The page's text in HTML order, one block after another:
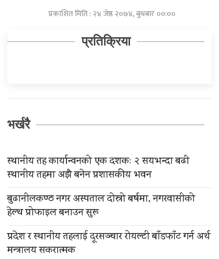
प्रकाशित मिति : २४ जेष्ठ २०७४, बुधबार ००:००
प्रतिक्रिया
भर्खरै
स्थानीय तह कार्यान्वनको एक दशकः २ सयभन्दा बढी
स्थानीय तहमा अझै बनेन प्रशासकीय भवन
बुढानीलकण्ठ नगर अस्पताल दोस्रो बर्षमा, नगरवासीको
हेल्थ प्रोफाइल बनाउन सुरू
प्रदेश र स्थानीय तहलाई दूरसञ्चार रोयल्टी बाँडफाँट गर्न अर्थ
मन्त्रालय सकरात्मक